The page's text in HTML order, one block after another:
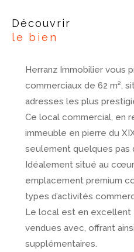
découvrir
le bien
Herranz Immobilier vous
commerciaux de 62 m²,
adresses les plus
Ce local commercial, en
immeuble en pierre du
seulement quelques pas
Idéalement situé au
emplacement premium
types d’activités
Le local est en
vendues avec, offrant
supplémentaires.